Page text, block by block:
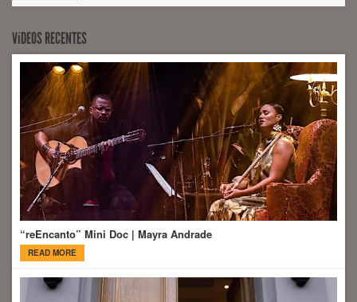
VíDEOS RECENTES
“reEncanto” Mini Doc | Mayra Andrade
READ MORE